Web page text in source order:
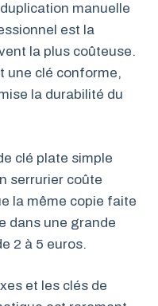
manuelle
est la
la plus coûteuse.
une clé conforme,
la durabilité du
clé plate simple
serrurier coûte
la même copie faite
dans une grande
2 à 5 euros.
et les clés de